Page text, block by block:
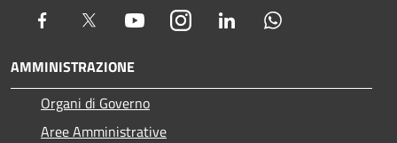
Facebook Twitter YoutubeInstagram LinkedIn
AMMINISTRAZIONE
Organi di Governo
Aree Amministrative